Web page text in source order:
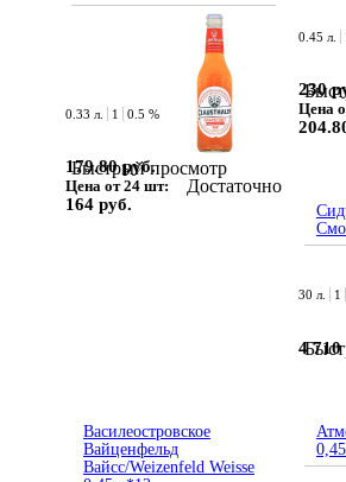
Быстрый просмотр
0.33 л. 1 0.5 %
179.80 руб.
Цена от 24 шт:
164 руб.
Достаточно
0.45 л.
230
Цена
30 л. 1
4 710
Василеостровское
Вайценфельд
Вайсс/Weizenfeld Weisse